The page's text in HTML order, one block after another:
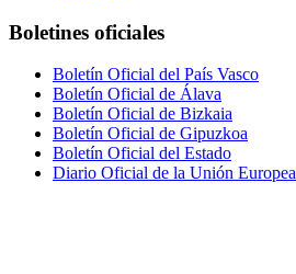
Boletines oficiales
Boletín Oficial del País Vasco
Boletín Oficial de Álava
Boletín Oficial de Bizkaia
Boletín Oficial de Gipuzkoa
Boletín Oficial del Estado
Diario Oficial de la Unión Europea